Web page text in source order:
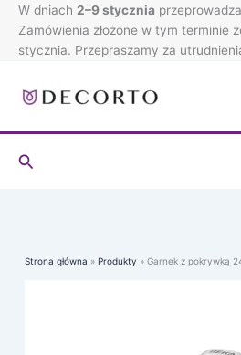
Przejdź
treści
W dniach 2–9 stycznia
Zamówienia złożone w tym terminie
stycznia. Przepraszamy za
Szukaj
Strona główna Produkty Garnek z pokrywką
pokrywką
24cm
Cicla
101034